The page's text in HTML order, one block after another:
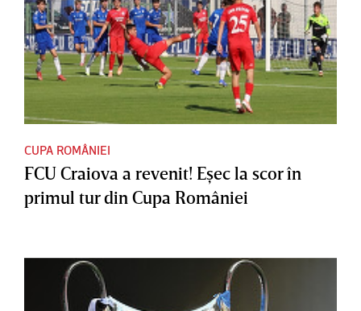
CUPA ROMÂNIEI
FCU Craiova a revenit! Eşec la scor în
primul tur din Cupa României